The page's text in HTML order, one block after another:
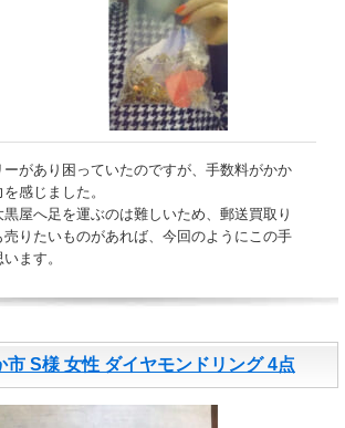
があり困っていたのですが、手数料がかか
感じました。
黒屋へ足を運ぶのは難しいため、郵送買取り
売りたいものがあれば、今回のようにこの手
ます。
市 S様 女性 ダイヤモンドリング 4点